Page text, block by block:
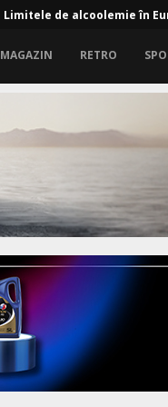
Limitele de alcoolemie în
MAGAZIN RETRO